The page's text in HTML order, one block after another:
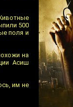
500
поля и
на
Асиш
им не